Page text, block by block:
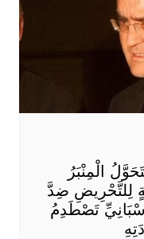
الْمِنْبَرُ
لِلتَّحْرِيضِ ضِدَّ
تَصْطَدِمُ